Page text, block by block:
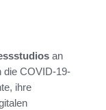
an
die COVID-19-
ihre